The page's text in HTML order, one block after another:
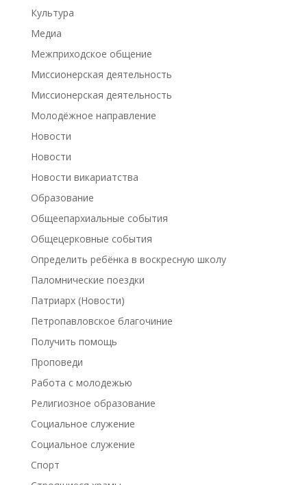
Культура
Медиа
Межприходское общение
Миссионерская деятельность
Миссионерская деятельность
Молодёжное направление
Новости
Новости
Новости викариатства
Образование
Общеепархиальные события
Общецерковные события
Определить ребёнка в воскресную школу
Паломнические поездки
Патриарх (Новости)
Петропавловское благочиние
Получить помощь
Проповеди
Работа с молодежью
Религиозное образование
Социальное служение
Социальное служение
Спорт